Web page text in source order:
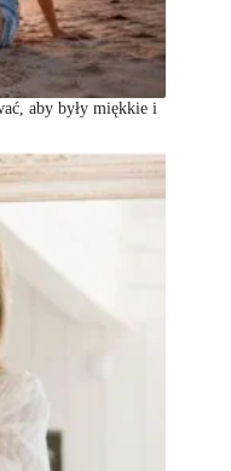
aby były miękkie i